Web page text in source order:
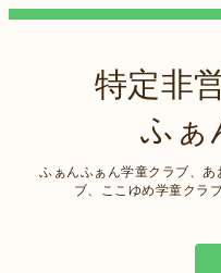
特定非
ふぁ
ふぁんふぁん学童クラブ、
ブ、ここゆめ学童クラ